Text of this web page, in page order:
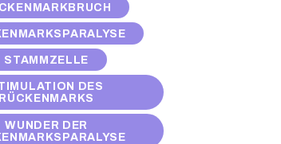
STAMMZELLE
DES
RÜCKENMARKS
WUNDER DER